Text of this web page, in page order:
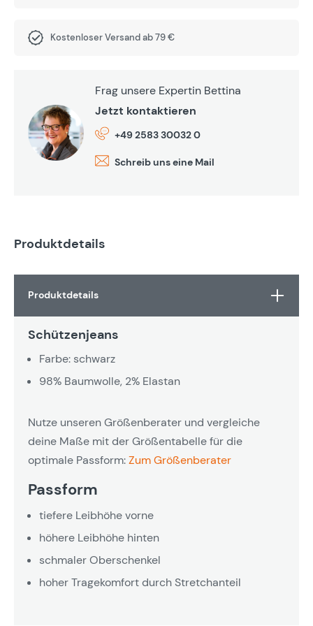
Kostenloser Versand ab 79 €
Frag unsere Expertin Bettina
Jetzt kontaktieren
+49 2583 30032 0
Schreib uns eine Mail
Produktdetails
Produktdetails
Schützenjeans
Farbe: schwarz
98% Baumwolle, 2% Elastan
Nutze unseren Größenberater und vergleiche
deine Maße mit der Größentabelle für die
optimale Passform:Zum Größenberater
Passform
tiefere Leibhöhe vorne
höhere Leibhöhe hinten
schmaler Oberschenkel
hoher Tragekomfort durch Stretchanteil